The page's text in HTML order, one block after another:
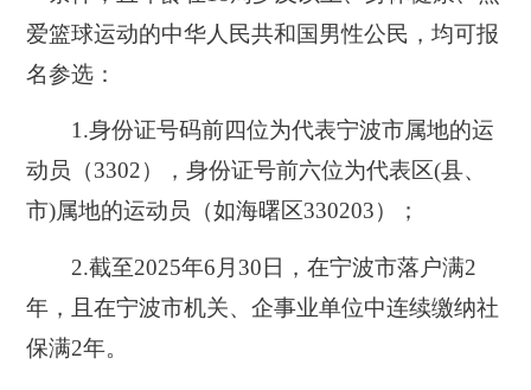
爱篮球运动的中华人民共和国男性公民，均可报
名参选：
1.身份证号码前四位为代表宁波市属地的运
动员（3302）
，身份证号前六位为代表区(县、
市)属地的运动员（如海曙区330203）；
2.截至2025年6月30日，在宁波市落户满2
年 ，且在宁波市机关、企事业单位中连续缴纳社
保满2年。